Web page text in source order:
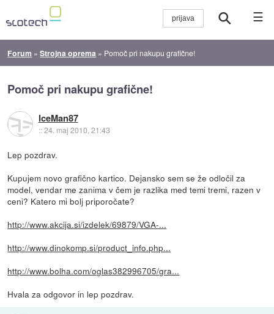
☰
Forum »Strojna oprema » Pomoč pri nakupu grafične!
Pomoč pri nakupu grafične!
IceMan87
::24. maj 2010, 21:43
Lep pozdrav.
Kupujem novo grafično kartico. Dejansko sem se že odločil za
model, vendar me zanima v čem je razlika med temi tremi, razen v
ceni? Katero mi bolj priporočate?
http://www.akcija.si/izdelek/69879/VGA-...
http://www.dinokomp.si/product_info.php...
http://www.bolha.com/oglas382996705/gra...
Hvala za odgovor in lep pozdrav.